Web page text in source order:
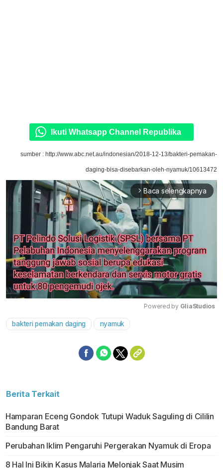
Ikuti Whatsapp Channel Republika
sumber : http://www.abc.net.au/indonesian/2018-12-13/bakteri-pemakan-
daging-bisa-disebarkan-oleh-nyamuk/10613472
arrow_forward_ios Baca selengkapnya
Powered by GliaStudios
bakteri pemakan daging nyamuk
Berita Terkait
Hamparan Eceng Gondok Tutupi Waduk Saguling di Cililin
Bandung Barat
Perubahan Iklim Pengaruhi Pergerakan Nyamuk di Eropa
8 Hal Ini Bikin Kasus Malaria Melonjak Saat Musim